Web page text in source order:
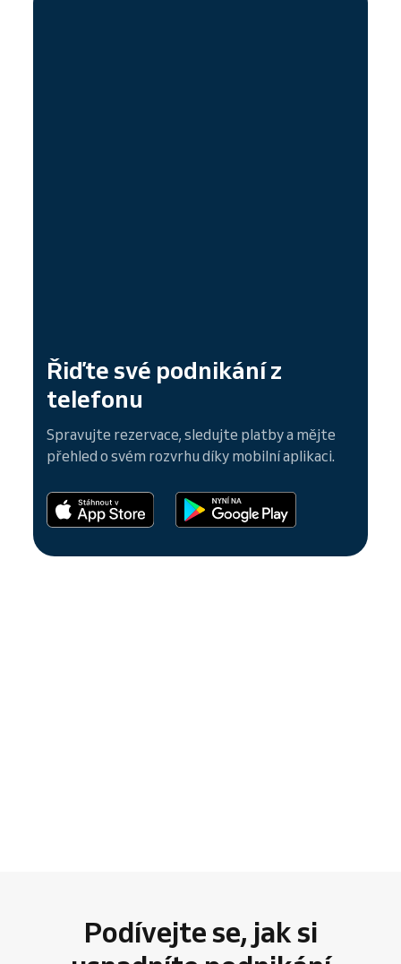
Řiďte své podnikání z
telefonu
Spravujte rezervace, sledujte platby a mějte
přehled o svém rozvrhu díky mobilní aplikaci.
Podívejte se, jak si